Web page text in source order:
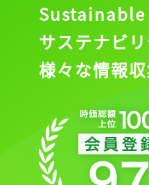
Sustainable
サステナビ
様々な情報